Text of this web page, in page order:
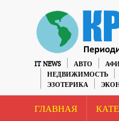
IT NEWS АВТО
НЕДВИЖИМОСТЬ
ЭЗОТЕРИКА
ГЛАВНАЯ